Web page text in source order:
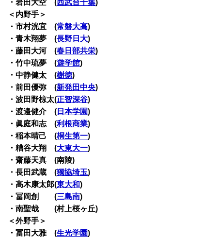
・岩田大空 (西武台千葉)
＜内野手＞
・市村洸宜 (常磐大高)
・青木翔夢 (長野日大)
・藤田大河 (春日部共栄)
・竹中琉夢 (遊学館)
・中静健太 (樹徳)
・前田優弥 (新発田中央)
・波田野椋太(正智深谷)
・渡邉健介 ( 日本学園)
・眞庭和志 (利根商業)
・稲本晴己 (桐生第一)
・糟谷大翔 (大東大一)
・齋藤天真 (南陵)
・長田武蔵 (獨協埼玉)
・高木康太郎(東大和)
・冨岡創 (三島南)
・南聖哉 (村上桜ヶ丘)
＜外野手＞
・冨田大雅 (生光学園)